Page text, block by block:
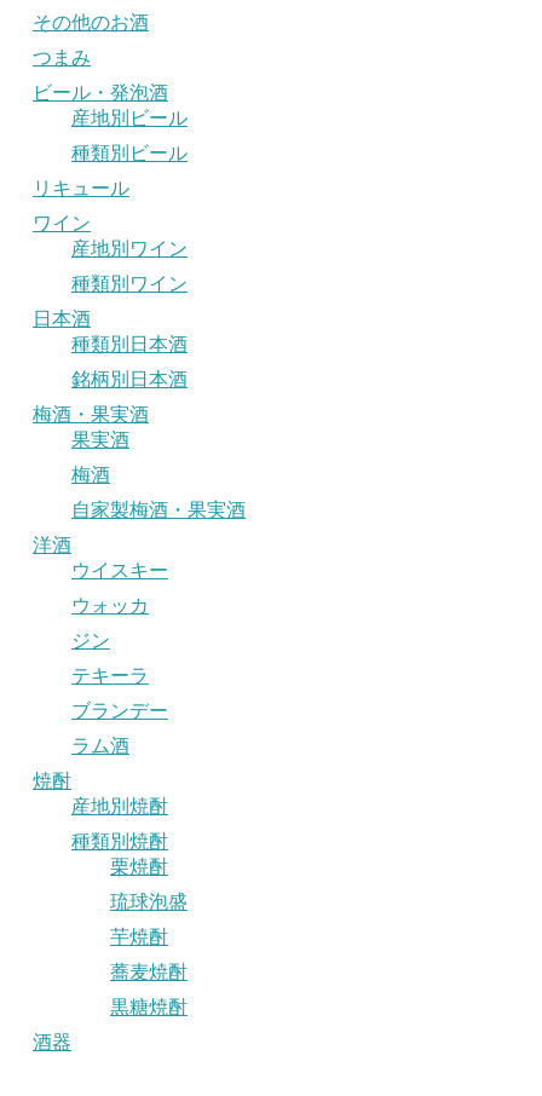
その他のお酒
つまみ
ビール・発泡酒
産地別ビール
種類別ビール
リキュール
ワイン
産地別ワイン
種類別ワイン
日本酒
種類別日本酒
銘柄別日本酒
梅酒・果実酒
果実酒
梅酒
自家製梅酒・果実酒
洋酒
ウイスキー
ウォッカ
ジン
テキーラ
ブランデー
ラム酒
焼酎
産地別焼酎
種類別焼酎
栗焼酎
琉球泡盛
芋焼酎
蕎麦焼酎
黒糖焼酎
酒器